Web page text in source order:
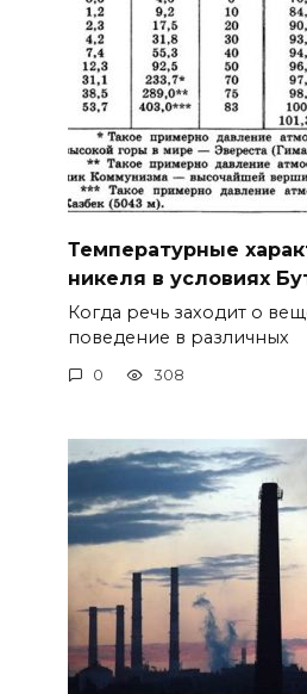
Температурные
никеля в условиях
Когда речь заходит о
поведение в различных
0 308